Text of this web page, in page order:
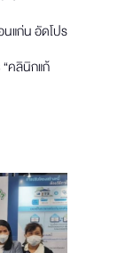
แก่น อัดโปร
คลินิกแก้